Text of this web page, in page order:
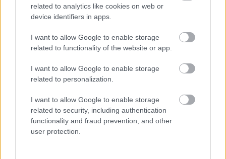
related to analytics like cookies on web or
device identifiers in apps.
I want to allow Google to enable storage
related to functionality of the website or app.
I want to allow Google to enable storage
related to personalization.
I want to allow Google to enable storage
related to security, including authentication
functionality and fraud prevention, and other
user protection.